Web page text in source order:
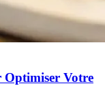
Optimiser Votre